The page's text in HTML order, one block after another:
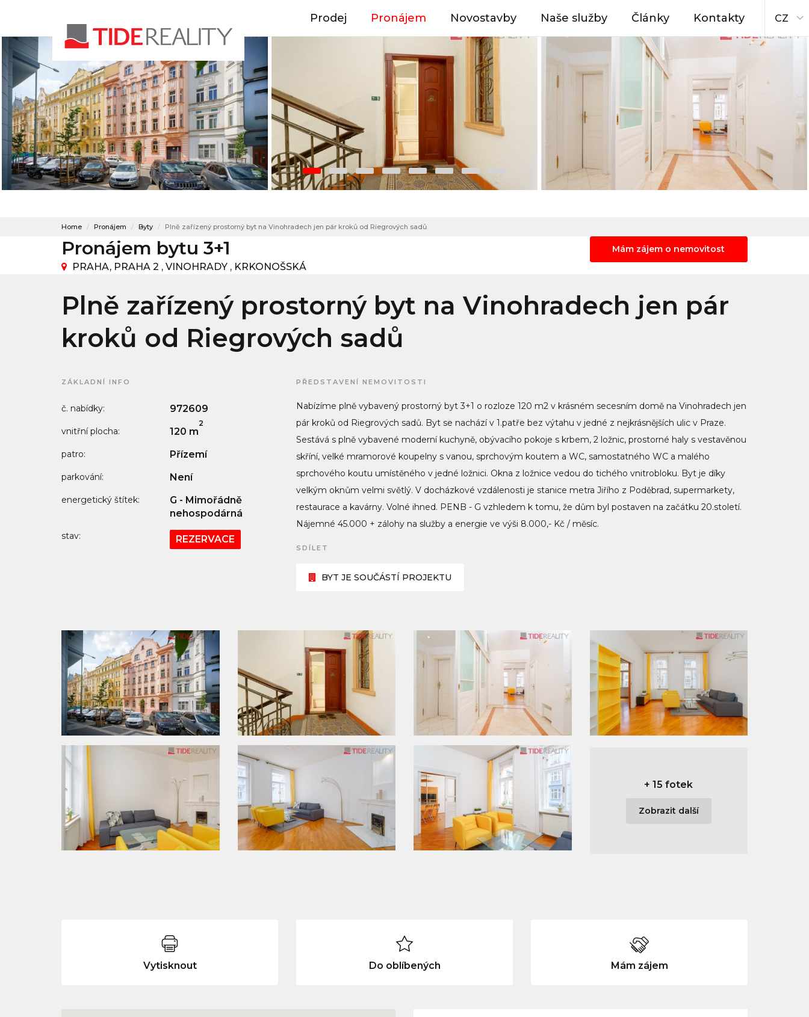
Prodej Pronájem Novostavby Naše služby Články Kontakty CZ
Home Pronájem Byty Plně zařízený prostorný byt na Vinohradech jen pár kroků od Riegrových sadů
Pronájem bytu 3+1
PRAHA, PRAHA 2 , VINOHRADY , KRKONOŠSKÁ
Mám zájem o nemovitost
Plně zařízený prostorný byt na Vinohradech jen pár
kroků od Riegrových sadů
ZÁKLADNÍ INFO
č. nabídky: 972609
vnitřní plocha: 120 m
2
patro: Přízemí
parkování: Není
energetický štítek:
G - Mimořádně
nehospodárná
stav: REZERVACE
PŘEDSTAVENÍ NEMOVITOSTI
Nabízíme plně vybavený prostorný byt 3+1 o rozloze 120 m2 v krásném secesním domě na Vinohradech jen
pár kroků od Riegrových sadů. Byt se nachází v 1.patře bez výtahu v jedné z nejkrásnějších ulic v Praze.
Sestává s plně vybavené moderní kuchyně, obývacího pokoje s krbem, 2 ložnic, prostorné haly s vestavěnou
skříní, velké mramorové koupelny s vanou, sprchovým koutem a WC, samostatného WC a malého
sprchového koutu umístěného v jedné ložnici. Okna z ložnice vedou do tichého vnitrobloku. Byt je díky
velkým oknům velmi světlý. V docházkové vzdálenosti je stanice metra Jiřího z Poděbrad, supermarkety,
restaurace a kavárny. Volné ihned. PENB - G vzhledem k tomu, že dům byl postaven na začátku 20.století.
Nájemné 45.000 + zálohy na služby a energie ve výši 8.000,- Kč / měsíc.
SDÍLET
BYT JE SOUČÁSTÍ PROJEKTU
+ 15 fotek
Zobrazit další
Vytisknout Do oblíbených Mám zájem